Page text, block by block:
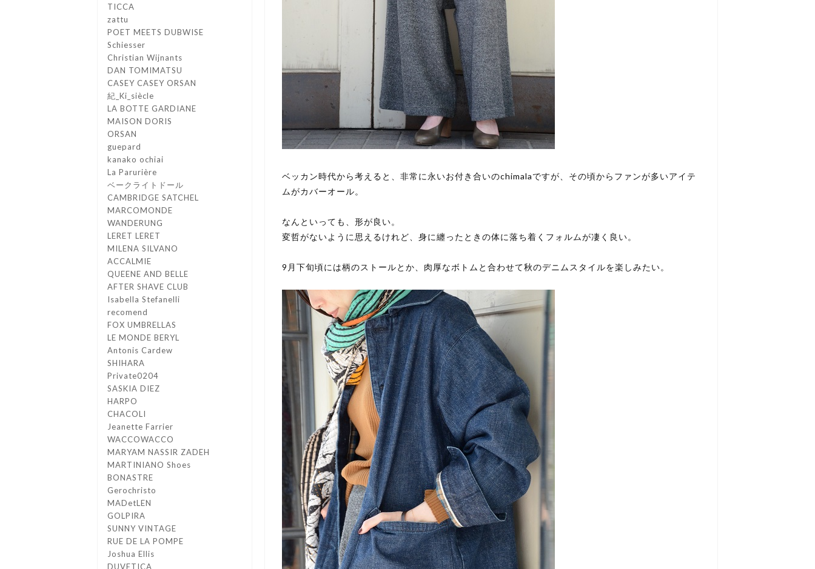
ベッカン時代から考えると、非常に永いお付き合いのchimalaですが、その頃からファンが多いアイテ
ムがカバーオール。
なんといっても、形が良い。
変哲がないように思えるけれど、身に纏ったときの体に落ち着くフォルムが凄く良い。
9月下旬頃には柄のストールとか、肉厚なボトムと合わせて秋のデニムスタイルを楽しみたい。
TICCA
zattu
POET MEETS DUBWISE
Schiesser
Christian Wijnants
DAN TOMIMATSU
CASEY CASEY ORSAN
紀_Ki_siècle
LA BOTTE GARDIANE
MAISON DORIS
ORSAN
guepard
kanako ochiai
La Parurière
ベークライトドール
CAMBRIDGE SATCHEL
MARCOMONDE
WANDERUNG
LERET LERET
MILENA SILVANO
ACCALMIE
QUEENE AND BELLE
AFTER SHAVE CLUB
Isabella Stefanelli
recomend
FOX UMBRELLAS
LE MONDE BERYL
Antonis Cardew
SHIHARA
Private0204
SASKIA DIEZ
HARPO
CHACOLI
Jeanette Farrier
WACCOWACCO
MARYAM NASSIR ZADEH
MARTINIANO Shoes
BONASTRE
Gerochristo
MADetLEN
GOLPIRA
SUNNY VINTAGE
RUE DE LA POMPE
Joshua Ellis
DUVETICA